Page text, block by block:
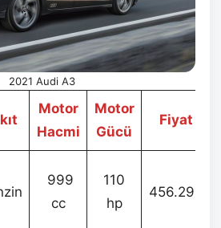
2021 Audi A3
Motor
Hacmi
Motor
Gücü
Fiyat
999
cc
110
hp
456.290